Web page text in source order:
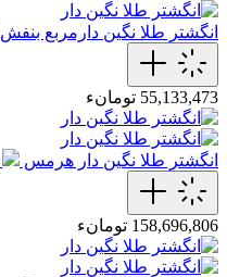
انگشتر طلا نگین دارمربع بنفش
55,133,473 تومانء
انگشتر طلا نگین دار هرمس
158,696,806 تومانء